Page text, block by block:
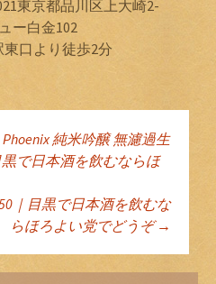
東京都品川区上大崎2-
ー白金102
口より徒歩2分
ーショ
純米吟醸 無濾過生
で日本酒を飲むならほ
｜目黒で日本酒を飲むな
らほろよい党でどうぞ→